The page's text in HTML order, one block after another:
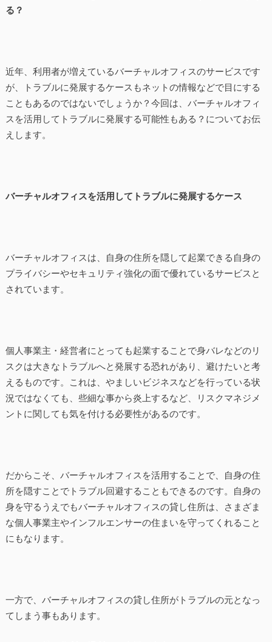
る？
近年、利用者が増えているバーチャルオフィスのサービスです
が、トラブルに発展するケースもネットの情報などで目にする
こともあるのではないでしょうか？今回は、バーチャルオフィ
スを活用してトラブルに発展する可能性もある？についてお伝
えします。
バーチャルオフィスを活用してトラブルに発展するケース
バーチャルオフィスは、自身の住所を隠して起業できる自身の
プライバシーやセキュリティ強化の面で優れているサービスと
されています。
個人事業主・経営者にとっても起業することで身バレなどのリ
スクは大きなトラブルへと発展する恐れがあり、避けたいと考
えるものです。これは、やましいビジネスなどを行っている状
況ではなくても、些細な事から炎上するなど、リスクマネジメ
ントに関しても気を付ける必要性があるのです。
だからこそ、バーチャルオフィスを活用することで、自身の住
所を隠すことでトラブル回避することもできるのです。自身の
身を守るうえでもバーチャルオフィスの貸し住所は、さまざま
な個人事業主やインフルエンサーの住まいを守ってくれること
にもなります。
一方で、バーチャルオフィスの貸し住所がトラブルの元となっ
てしまう事もあります。